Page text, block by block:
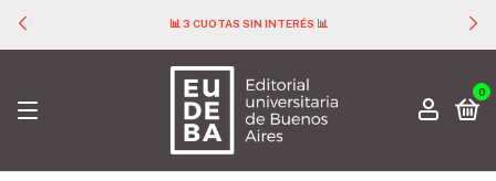
📊 3 CUOTAS SIN INTERÉS 📊
0